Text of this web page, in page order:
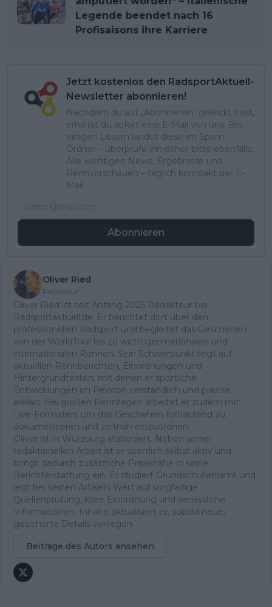
Legende beendet nach 16
Profisaisons ihre Karriere
Jetzt kostenlos den RadsportAktuell-
Newsletter abonnieren!
Nachdem du auf „Abonnieren“ geklickt hast,
erhältst du sofort eine E-Mail von uns. Bei
einigen Lesern landet diese im Spam-
Ordner – überprüfe ihn daher bitte ebenfalls.
Alle wichtigen News, Ergebnisse und
Rennvorschauen – täglich kompakt per E-
Mail.
Abonnieren
Oliver Ried
Redakteur
Oliver Ried ist seit Anfang 2025 Redakteur bei
Radsportaktuell.de. Er berichtet dort über den
professionellen Radsport und begleitet das Geschehen
von der WorldTour bis zu wichtigen nationalen und
internationalen Rennen. Sein Schwerpunkt liegt auf
aktuellen Rennberichten, Einordnungen und
Hintergrundtexten, mit denen er sportliche
Entwicklungen im Peloton verständlich und präzise
erklärt. Bei großen Renntagen arbeitet er zudem mit
Live-Formaten, um das Geschehen fortlaufend zu
dokumentieren und zeitnah einzuordnen.
Oliver ist in Würzburg stationiert. Neben seiner
redaktionellen Arbeit ist er sportlich selbst aktiv und
bringt dadurch zusätzliche Praxisnähe in seine
Berichterstattung ein. Er studiert Grundschullehramt und
legt bei seinen Artikeln Wert auf sorgfältige
Quellenprüfung, klare Einordnung und verlässliche
Informationen. Inhalte aktualisiert er, sobald neue,
gesicherte Details vorliegen.
Beiträge des Autors ansehen